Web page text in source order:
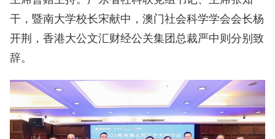
干，暨南大学校长宋献中，澳门社会科学学会会长杨
开荆，香港大公文汇财经公关集团总裁严中则分别致
辞。